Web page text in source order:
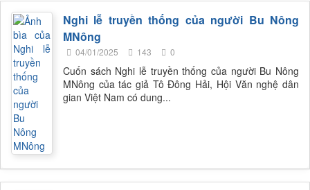
Nghi lễ truyền thống của người Bu Nông
MNông
04/01/2025 143 0
Cuốn sách Nghi lễ truyền thống của người Bu Nông
MNông của tác giả Tô Đông Hải, Hội Văn nghệ dân
gian Việt Nam có dung...